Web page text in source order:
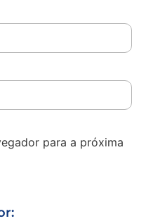
para a próxima